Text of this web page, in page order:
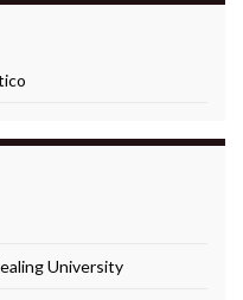
University